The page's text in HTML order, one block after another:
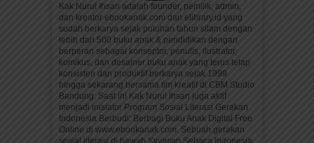
Kak Nurul Ihsan adalah founder, pemilik, admin,
dan kreator ebookanak.com dan elibrary.id yang
sudah berkarya sejak puluhan tahun silam dengan
lebih dari 500 buku anak & pendidikan dengan
berperan sebagai konseptor, penulis, ilustrator,
komikus, dan desainer buku anak yang terus tetap
konsisten dan produktif berkarya sejak 1999
hingga sekarang bersama tim kreatif di CBM Studio
Bandung. Saat ini Kak Nurul Ihsan juga aktif
menjadi inisiator Program Sosial Literasi Gerakan
Indonesia Berbudi: Berbagi Buku Anak Digital Free
Online di www.ebookanak.com. Sebuah gerakan
sosial literasi di bawah Yayasan Sebaca Indonesia